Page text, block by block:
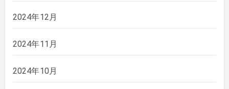
2024年12月
2024年11月
2024年10月